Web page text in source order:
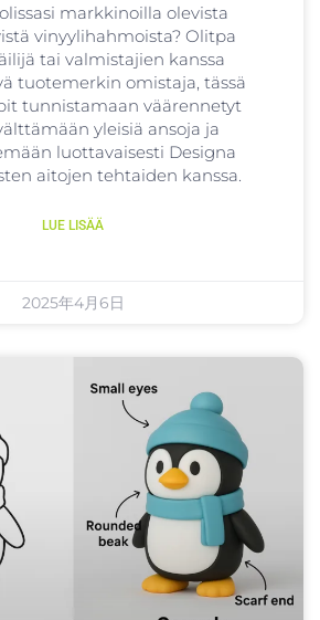
markkinoilla olevista
vinyylihahmoista? Olitpa
tai valmistajien kanssa
tuotemerkin omistaja, tässä
tunnistamaan väärennetyt
yleisiä ansoja ja
luottavaisesti Designa
aitojen tehtaiden kanssa.
LUE LISÄÄ
2025年4月6日